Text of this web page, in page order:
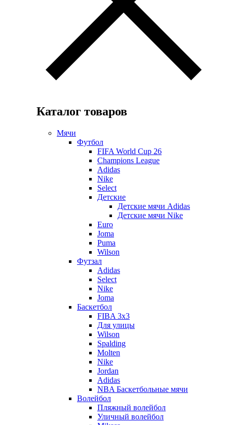
Каталог товаров
Мячи
Футбол
FIFA World Cup 26
Champions League
Adidas
Nike
Select
Детские
Детские мячи Adidas
Детские мячи Nike
Euro
Joma
Puma
Wilson
Футзал
Adidas
Select
Nike
Joma
Баскетбол
FIBA 3x3
Для улицы
Wilson
Spalding
Molten
Nike
Jordan
Adidas
NBA Баскетбольные мячи
Волейбол
Пляжный волейбол
Уличный волейбол